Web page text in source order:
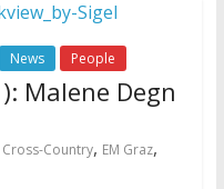
News People
Malene Degn
Cross-Country, EM Graz,